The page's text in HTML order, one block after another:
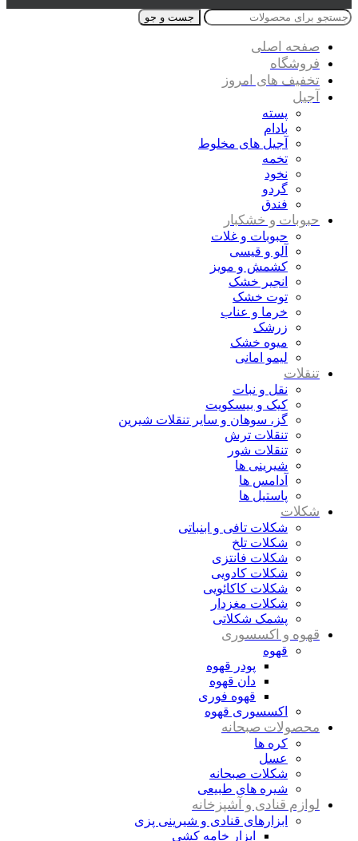
جست و جو
صفحه اصلی
فروشگاه
تخفیف های امروز
آجیل
پسته
بادام
آجیل های مخلوط
تخمه
نخود
گردو
فندق
حبوبات و خشکبار
حبوبات و غلات
آلو و قیسی
کشمش و مویز
انجیر خشک
توت خشک
خرما و عناب
زرشک
میوه خشک
لیمو امانی
تنقلات
نقل و نبات
کیک و بیسکویت
گز، سوهان و سایر تنقلات شیرین
تنقلات ترش
تنقلات شور
شیرینی ها
آدامس ها
پاستیل ها
شکلات
شکلات تافی و ابنباتی
شکلات تلخ
شکلات فانتزی
شکلات کادویی
شکلات کاکائویی
شکلات مغزدار
پشمک شکلاتی
قهوه و اکسسوری
قهوه
پودر قهوه
دان قهوه
قهوه فوری
اکسسوری قهوه
محصولات صبحانه
کره ها
عسل
شکلات صبحانه
شیره های طبیعی
لوازم قنادی و آشپزخانه
ابزارهای قنادی و شیرینی پزی
ابزار خامه کشی